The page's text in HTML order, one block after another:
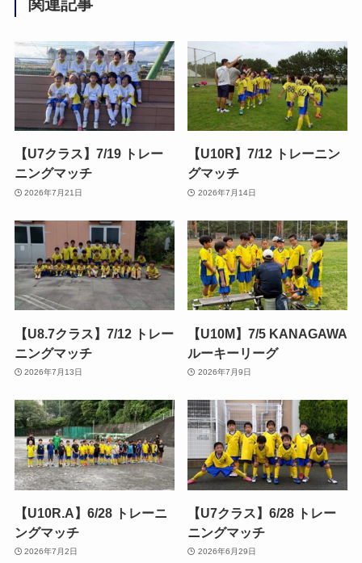
関連記事
【U7クラス】7/19 トレー
ニングマッチ
2026年7月21日
【U10R】7/12 トレーニン
グマッチ
2026年7月14日
【U8.7クラス】7/12 トレー
ニングマッチ
2026年7月13日
【U10M】7/5 KANAGAWA
ルーキーリーグ
2026年7月9日
【U10R.A】6/28 トレーニ
ングマッチ
2026年7月2日
【U7クラス】6/28 トレー
ニングマッチ
2026年6月29日